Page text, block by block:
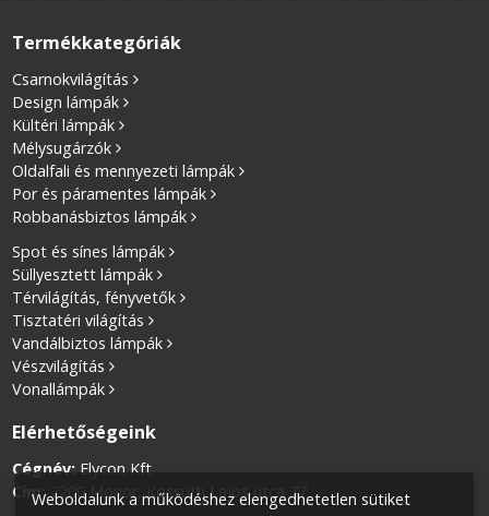
Termékkategóriák
Csarnokvilágítás
Design lámpák
Kültéri lámpák
Mélysugárzók
Oldalfali és mennyezeti lámpák
Por és páramentes lámpák
Robbanásbiztos lámpák
Spot és sínes lámpák
Süllyesztett lámpák
Térvilágítás, fényvetők
Tisztatéri világítás
Vandálbiztos lámpák
Vészvilágítás
Vonallámpák
Elérhetőségeink
Cégnév:Elycon Kft.
Cím:2200 Monor, Kossuth Lajos utca 77.
Weboldalunk a működéshez elengedhetetlen sütiket